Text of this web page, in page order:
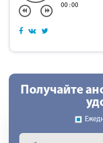
00:00
Получайте